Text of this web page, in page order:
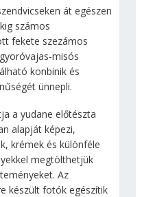
át egészen
számos
fekete szezámos
misós
konbinik és
ünnepli.
a yudane előtészta
alapját képezi,
krémek és különféle
megtölthetjük
Az
készült fotók egészítik